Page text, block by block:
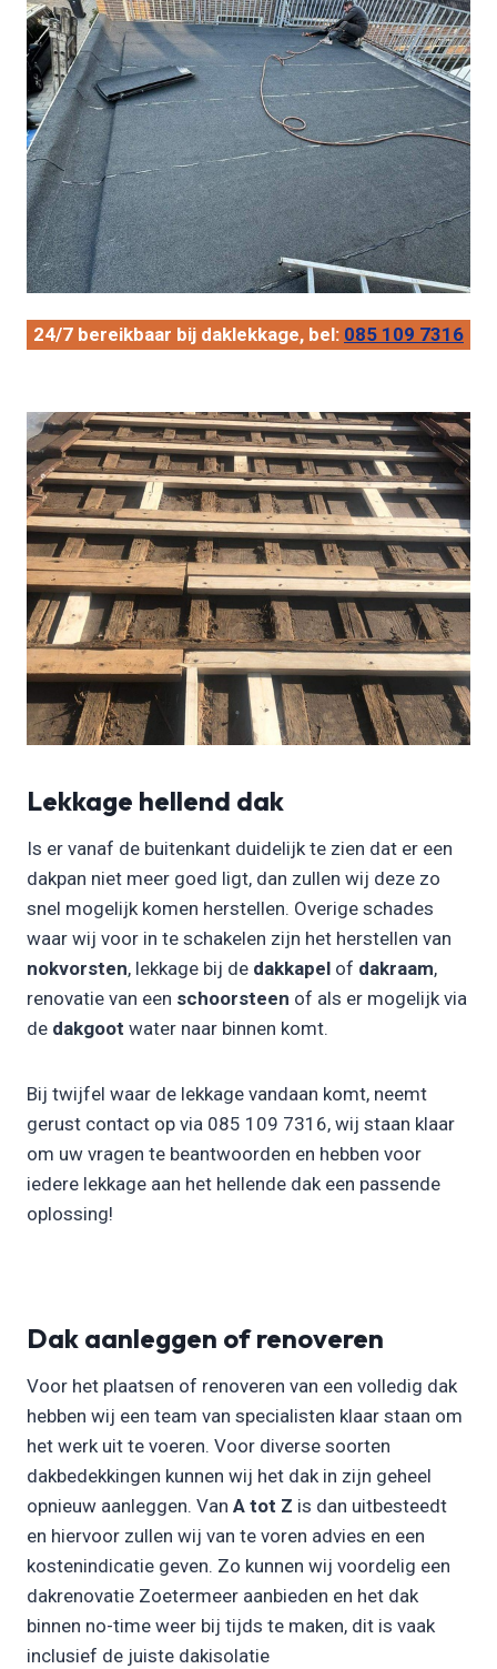
24/7 bereikbaar bij daklekkage, bel: 085 109 7316
Lekkage hellend dak
Is er vanaf de buitenkant duidelijk te zien dat er een
dakpan niet meer goed ligt, dan zullen wij deze zo
snel mogelijk komen herstellen. Overige schades
waar wij voor in te schakelen zijn het herstellen van
nokvorsten, lekkage bij de dakkapel of dakraam,
renovatie van een schoorsteen of als er mogelijk via
de dakgoot water naar binnen komt.
Bij twijfel waar de lekkage vandaan komt, neemt
gerust contact op via 085 109 7316, wij staan klaar
om uw vragen te beantwoorden en hebben voor
iedere lekkage aan het hellende dak een passende
oplossing!
Dak aanleggen of renoveren
Voor het plaatsen of renoveren van een volledig dak
hebben wij een team van specialisten klaar staan om
het werk uit te voeren. Voor diverse soorten
dakbedekkingen kunnen wij het dak in zijn geheel
opnieuw aanleggen. Van A tot Z is dan uitbesteedt
en hiervoor zullen wij van te voren advies en een
kostenindicatie geven. Zo kunnen wij voordelig een
dakrenovatie Zoetermeer aanbieden en het dak
binnen no-time weer bij tijds te maken, dit is vaak
inclusief de juiste dakisolatie